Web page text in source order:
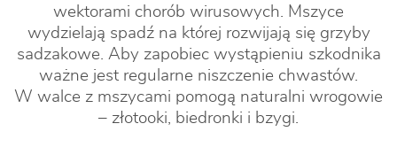
wektorami chorób wirusowych. Mszyce
wydzielają spadź na której rozwijają się grzyby
sadzakowe. Aby zapobiec wystąpieniu szkodnika
ważne jest regularne niszczenie chwastów.
W walce z mszycami pomogą naturalni wrogowie
– złotooki, biedronki i bzygi.